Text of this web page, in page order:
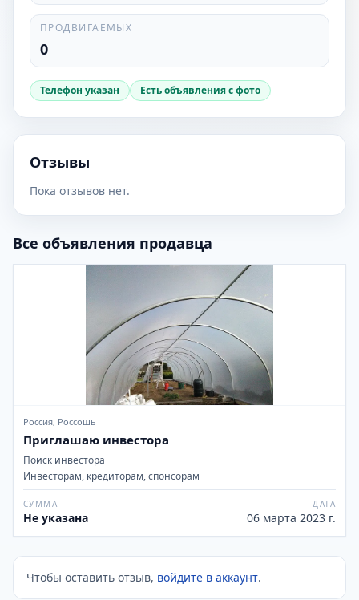
ПРОДВИГАЕМЫХ
0
Телефон указан Есть объявления с фото
Отзывы
Пока отзывов нет.
Все объявления продавца
Россия, Россошь
Приглашаю инвестора
Поиск инвестора
Инвесторам, кредиторам, спонсорам
СУММА
Не указана
ДАТА
06 марта 2023 г.
Чтобы оставить отзыв, войдите в аккаунт.